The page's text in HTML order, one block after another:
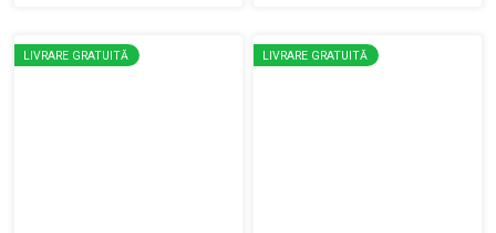
LIVRARE GRATUITĂ LIVRARE GRATUITĂ